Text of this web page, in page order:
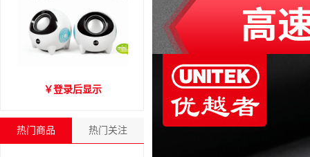
爱琴海A2000音箱
￥登录后显示
热门商品 热门关注